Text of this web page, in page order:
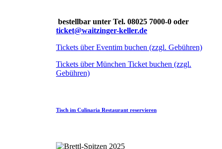
bestellbar unter Tel. 08025 7000-0 oder
ticket@waitzinger-keller.de
Tickets über Eventim buchen (zzgl. Gebühren)
Tickets über München Ticket buchen (zzgl.
Gebühren)
Tisch im Culinaria Restaurant reservieren